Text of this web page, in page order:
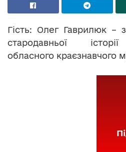
Гість: Олег Гаврилюк –
стародавньої
обласного краєзнавчого